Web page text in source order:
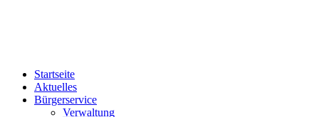
Startseite
Aktuelles
Bürgerservice
Verwaltung